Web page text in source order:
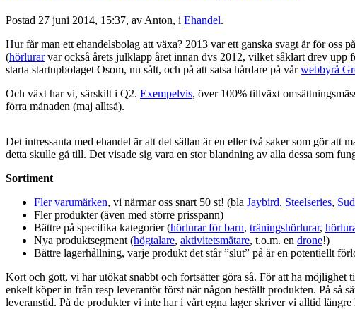
Postad 27 juni 2014, 15:37, av Anton, i Ehandel.
Hur får man ett ehandelsbolag att växa? 2013 var ett ganska svagt år för
(hörlurarvar också årets julklapp året innan dvs 2012, vilket såklart drev upp
starta startupbolaget Osom, nu sålt, och på att satsa hårdare på vårwebbyrå
Och växt har vi, särskilt i Q2. Exempelvis, över 100% tillväxt
förra månaden (maj alltså).
Det intressanta med ehandel är att det sällan är en eller två saker som gör att
detta skulle gå till. Det visade sig vara en stor blandning av alla dessa som
Sortiment
Fler varumärken, vi närmar oss snart 50 st! (bla Jaybird, Steelseries,
Fler produkter (även med större prisspann)
Bättre på specifika kategorier (hörlurar för barn, träningshörlurar,
Nya produktsegment (högtalare, aktivitetsmätare, t.o.m. en drone!)
Bättre lagerhållning, varje produkt det står ”slut” på är en potentiellt
Kort och gott, vi har utökat snabbt och fortsätter göra så. För att ha
enkelt köper in från resp leverantör först när någon beställt produkten. På så
leveranstid. På de produkter vi inte har i vårt egna lager skriver vi alltid